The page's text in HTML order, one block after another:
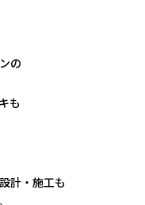
の
も
計・施工も